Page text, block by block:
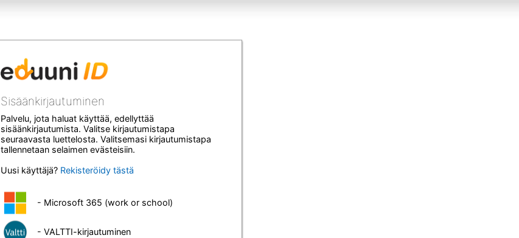
Sisäänkirjautuminen
Palvelu, jota haluat käyttää, edellyttää
sisäänkirjautumista. Valitse kirjautumistapa
seuraavasta luettelosta. Valitsemasi kirjautumistapa
tallennetaan selaimen evästeisiin.
Uusi käyttäjä? Rekisteröidy tästä
- Microsoft 365 (work or school)
- VALTTI-kirjautuminen